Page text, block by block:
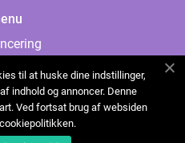
os
til at huske dine indstillinger,
indhold og annoncer. Denne
Ved fortsat brug af websiden